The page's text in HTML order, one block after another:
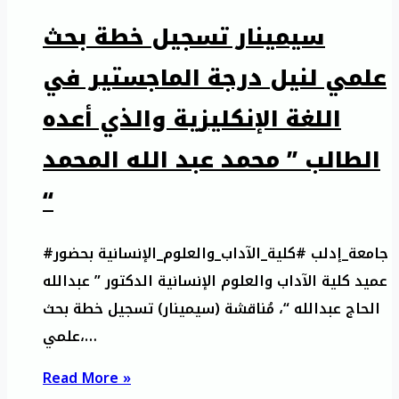
سيمينار تسجيل خطة بحث
علمي لنيل درجة الماجستير في
اللغة الإنكليزية والذي أعده
الطالب ” محمد عبد الله المحمد
“
#جامعة_إدلب #كلية_الآداب_والعلوم_الإنسانية بحضور
عميد كلية الآداب والعلوم الإنسانية الدكتور ” عبدالله
الحاج عبدالله “، مُناقشة (سيمينار) تسجيل خطة بحث
علمي،…
Read More »